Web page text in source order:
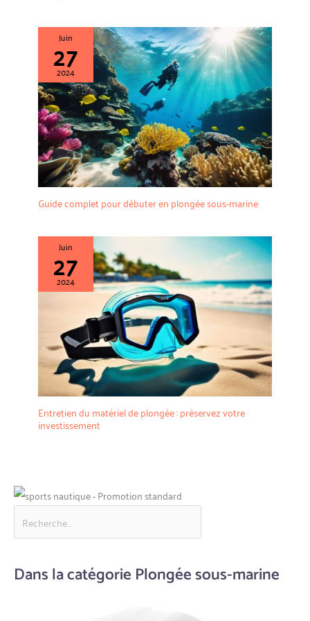
Juin
27
2024
Guide complet pour débuter en plongée sous-marine
Juin
27
2024
Entretien du matériel de plongée : préservez votre
investissement
Dans la catégorie Plongée sous-marine